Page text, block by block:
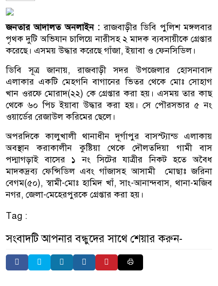
জনতার আদালত অনলাইন : রাজবাড়ীর ডিবি পুলিশ মঙ্গলবার
পৃথক দুটি অভিযান চালিয়ে নারীসহ ২ মাদক ব্যবসায়ীকে গ্রেপ্তার
করেছে। এসময় উদ্ধার করেছে গাঁজা, ইয়াবা ও ফেনসিডিল।
ডিবি সূত্র জানায়, রাজবাড়ী সদর উপজেলার হোসনাবাদ
এলাকার একটি মেহগনি বাগানের ভিতর থেকে মোঃ সোহাগ
খান ওরফে মোরাদ(২২) কে গ্রেপ্তার করা হয়। এসময় তার কাছ
থেকে ৬০ পিচ ইয়াবা উদ্ধার করা হয়। সে পৌরসভার ৫ নং
ওয়ার্ডের রেজাউল করিমের ছেলে।
অপরদিকে কালুখালী থানাধীন দূর্গাপুর বাসস্ট্যান্ড এলাকায়
অবস্থান করাকালীন কুষ্টিয়া থেকে দৌলতদিয়া গামী বাস
পদ্মাগড়াই বাসের ১ নং সিটের যাত্রীর নিকট হতে অবৈধ
মাদকদ্রব্য ফেন্সিডিল এবং গাঁজাসহ আসামী মোছাঃ জরিনা
বেগম(৫০), স্বামী-মোঃ হামিদ খাঁ, সাং-আনান্দবাস, থানা-মজিব
নগর, জেলা-মেহেরপুরকে গ্রেপ্তার করা হয়।
Tag :
সংবাদটি আপনার বন্ধুদের সাথে শেয়ার করুন-